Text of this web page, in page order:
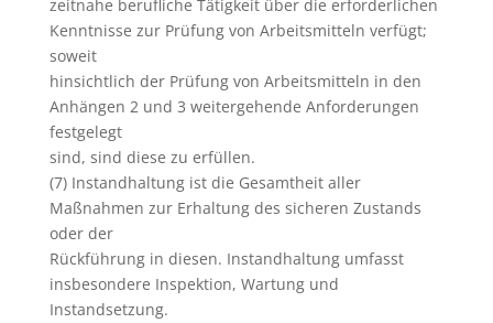
zeitnahe berufliche Tätigkeit über die erforderlichen
Kenntnisse zur Prüfung von Arbeitsmitteln verfügt;
soweit
hinsichtlich der Prüfung von Arbeitsmitteln in den
Anhängen 2 und 3 weitergehende Anforderungen
festgelegt
sind, sind diese zu erfüllen.
(7) Instandhaltung ist die Gesamtheit aller
Maßnahmen zur Erhaltung des sicheren Zustands
oder der
Rückführung in diesen. Instandhaltung umfasst
insbesondere Inspektion, Wartung und
Instandsetzung.